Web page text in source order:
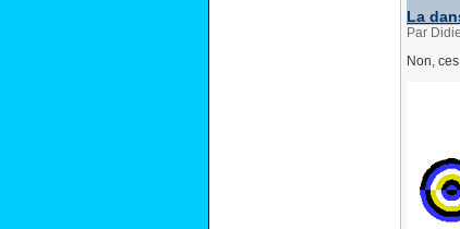
La
Par
Non,